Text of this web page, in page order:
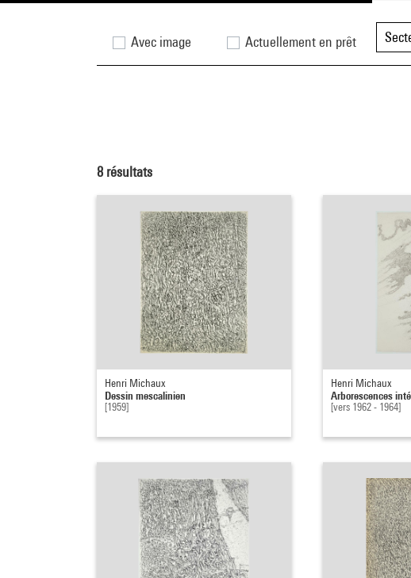
Avec image Actuellement en prêt
8 résultats
Henri Michaux
Dessin mescalinien
[1959]
Henri Michaux
Arborescences
[vers 1962 - 1964]